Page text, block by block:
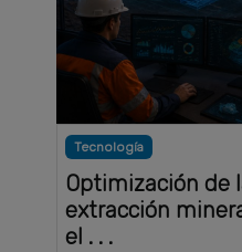
Tecnología
Optimización de
extracción
el . . .